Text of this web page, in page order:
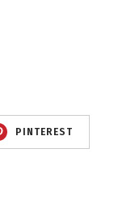
PINTEREST